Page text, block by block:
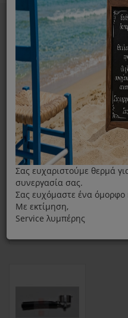
Home
Παρασκευή Καφέ
Καφετιέρα
Αξεσουάρ/
Γκρουπ Καφετιέρας
Σας ευχαριστούμε θερμά
συνεργασία σας.
Σας ευχόμαστε ένα όμορφο
Με εκτίμηση,
Service λυμπέρης